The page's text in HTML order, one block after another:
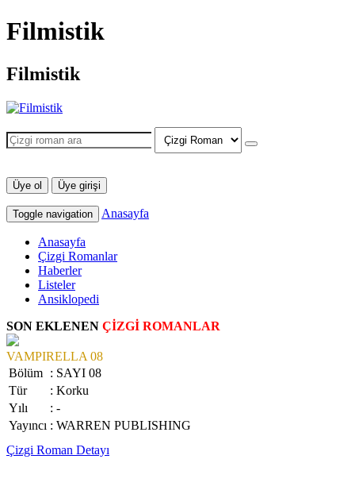
Filmistik
Filmistik
Üye ol Üye girişi
Toggle navigation Anasayfa
Anasayfa
Çizgi Romanlar
Haberler
Listeler
Ansiklopedi
SON EKLENEN ÇİZGİ ROMANLAR
VAMPIRELLA 08
Bölüm : SAYI 08
Tür
: Korku
Yılı
: -
Yayıncı : WARREN PUBLISHING
Çizgi Roman Detayı